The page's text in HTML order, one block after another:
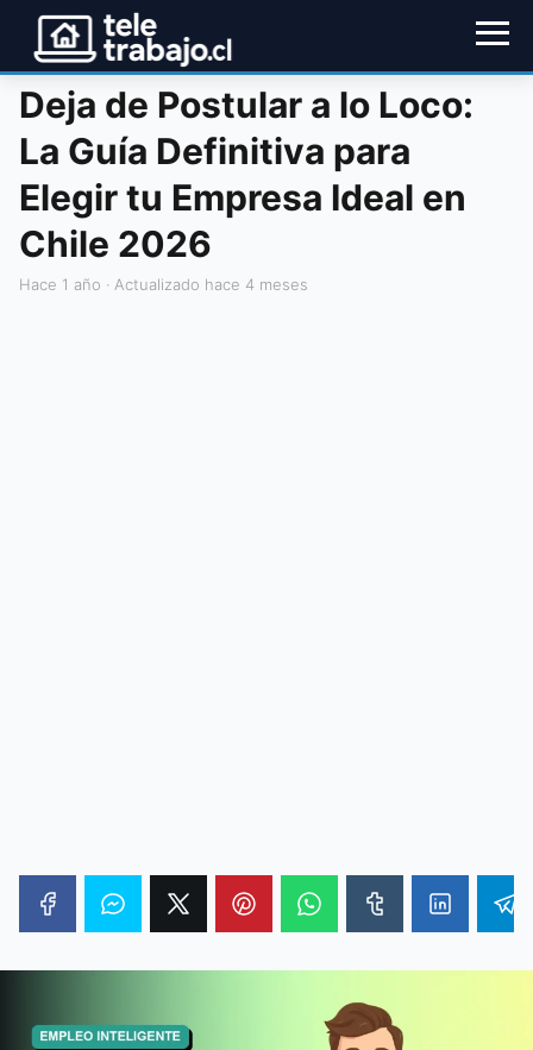
Deja de Postular a lo Loco:
La Guía Definitiva para
Elegir tu Empresa Ideal en
Chile 2026
hace 1 año · Actualizado hace 4 meses